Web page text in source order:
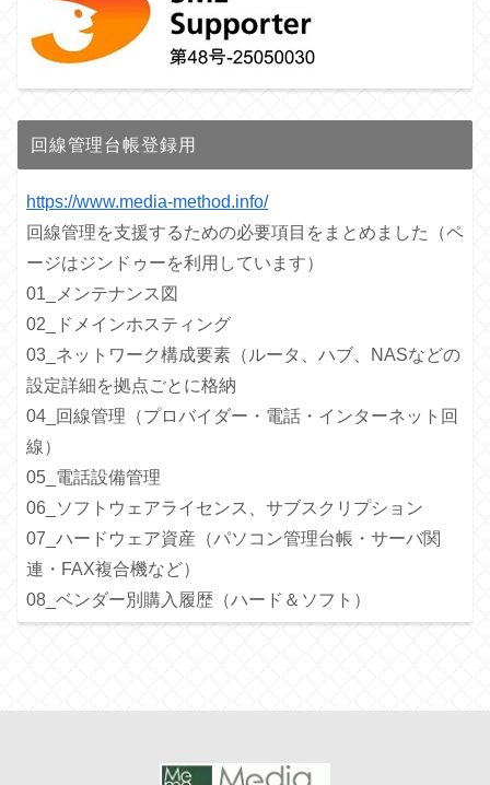
回線管理台帳登録用
https://www.media-method.info/
回線管理を支援するための必要項目をまとめました（ペ
ージはジンドゥーを利用しています）
01_メンテナンス図
02_ドメインホスティング
03_ネットワーク構成要素（ルータ、ハブ、NASなどの
設定詳細を拠点ごとに格納
04_回線管理（プロバイダー・電話・インターネット回
線）
05_電話設備管理
06_ソフトウェアライセンス、サブスクリプション
07_ハードウェア資産（パソコン管理台帳・サーバ関
連・FAX複合機など）
08_ベンダー別購入履歴（ハード＆ソフト）